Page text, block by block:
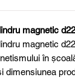
magnetic
magnetic
în
dimensiunea